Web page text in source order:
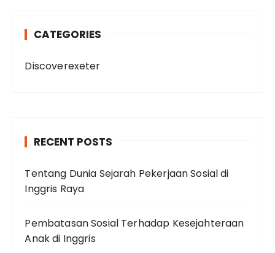
CATEGORIES
Discoverexeter
RECENT POSTS
Tentang Dunia Sejarah Pekerjaan Sosial di
Inggris Raya
Pembatasan Sosial Terhadap Kesejahteraan
Anak di Inggris